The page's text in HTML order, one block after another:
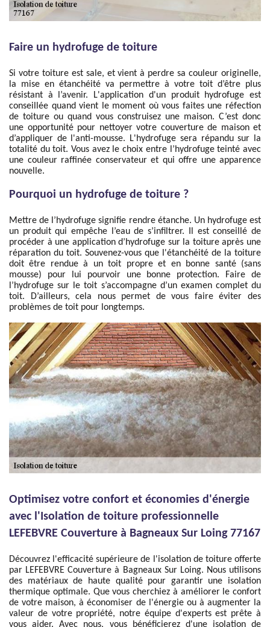
Faire un hydrofuge de toiture
Si votre toiture est sale, et vient à perdre sa couleur originelle,
la mise en étanchéité va permettre à votre toit d’être plus
résistant à l’avenir. L'application d'un produit hydrofuge est
conseillée quand vient le moment où vous faites une réfection
de toiture ou quand vous construisez une maison. C’est donc
une opportunité pour nettoyer votre couverture de maison et
d’appliquer de l'anti-mousse. L'hydrofuge sera répandu sur la
totalité du toit. Vous avez le choix entre l’hydrofuge teinté avec
une couleur raffinée conservateur et qui offre une apparence
nouvelle.
Pourquoi un hydrofuge de toiture ?
Mettre de l’hydrofuge signifie rendre étanche. Un hydrofuge est
un produit qui empêche l’eau de s’infiltrer. Il est conseillé de
procéder à une application d’hydrofuge sur la toiture après une
réparation du toit. Souvenez-vous que l'étanchéité de la toiture
doit être rendue à un toit propre et en bonne santé (sans
mousse) pour lui pourvoir une bonne protection. Faire de
l’hydrofuge sur le toit s’accompagne d’un examen complet du
toit. D’ailleurs, cela nous permet de vous faire éviter des
problèmes de toit pour longtemps.
Optimisez votre confort et économies d'énergie
avec l'Isolation de toiture professionnelle
LEFEBVRE Couverture à Bagneaux Sur Loing 77167
Découvrez l'efficacité supérieure de l'isolation de toiture offerte
par LEFEBVRE Couverture à Bagneaux Sur Loing. Nous utilisons
des matériaux de haute qualité pour garantir une isolation
thermique optimale. Que vous cherchiez à améliorer le confort
de votre maison, à économiser de l'énergie ou à augmenter la
valeur de votre propriété, notre équipe d'experts est prête à
vous aider. Avec nous, vous bénéficierez d'une isolation de